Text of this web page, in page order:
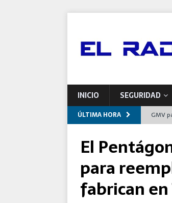
INICIO SEGURIDAD
ÚLTIMA HORA
GMV
Indra
Airbus
España
El
para
fabrican